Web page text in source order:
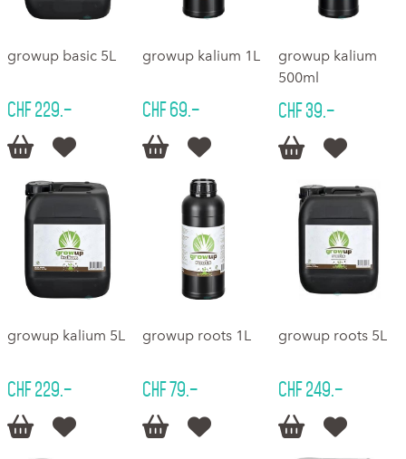
growup basic 5L
CHF 229.–
 
growup kalium 1L
CHF 69.–
 
growup kalium
500ml
CHF 39.–
 
growup kalium 5L
CHF 229.–
 
growup roots 1L
CHF 79.–
 
growup roots 5L
CHF 249.–
 